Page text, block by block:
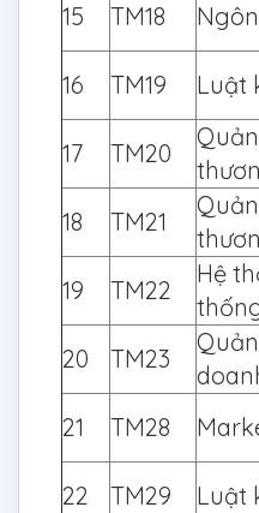
15
TM18
16 TM19 Luật
17 TM20
18
TM21
19
TM22
Hệ
20
TM23
21
TM28
22 TM29 Luật